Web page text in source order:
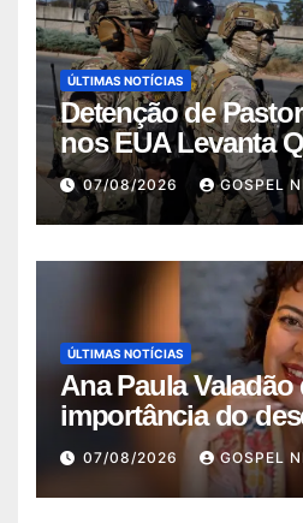
ÚLTIMAS NOTÍCIAS
Detenção de
nos EUA Levanta
sobre Im…
07/08/2026 GOSPEL
ÚLTIMAS NOTÍCIAS
Ana Paula Valadão
importância do
equilíb…
07/08/2026 GOSPEL